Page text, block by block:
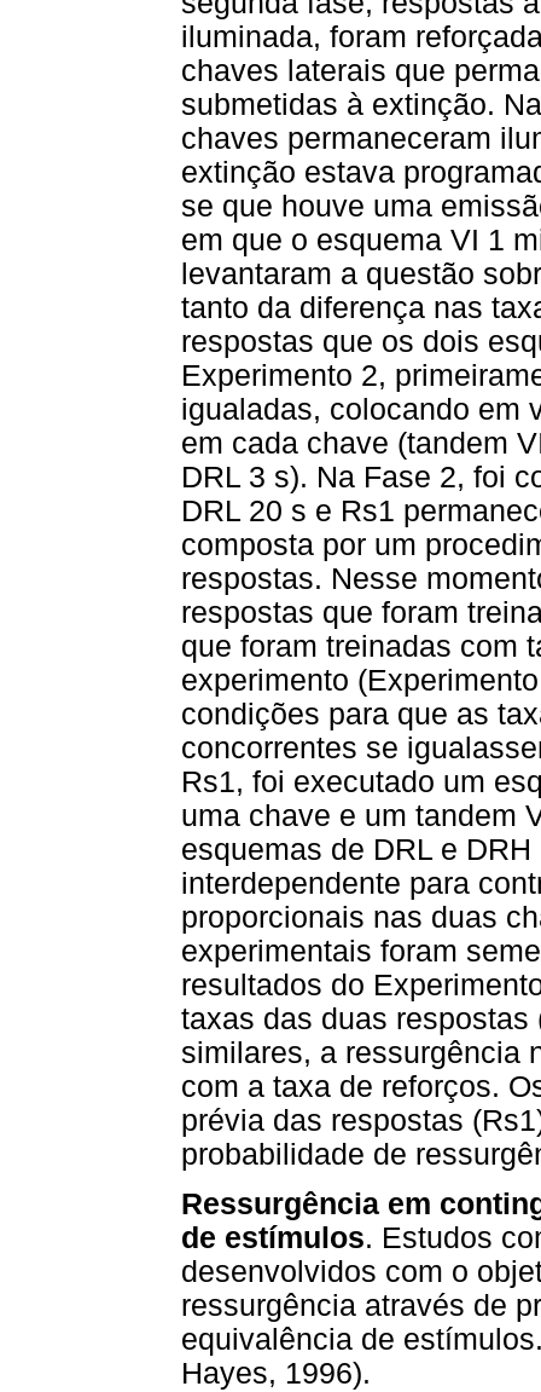
iluminada, foram
chaves laterais que
submetidas à extinção.
chaves permaneceram
extinção estava
se que houve uma
em que o esquema VI 1
levantaram a questão
tanto da diferença nas
respostas que os dois
Experimento 2,
igualadas, colocando em
em cada chave (tandem
DRL 3 s). Na Fase 2, foi
DRL 20 s e Rs1
composta por um
respostas. Nesse
respostas que foram
que foram treinadas com
experimento
condições para que as
concorrentes se
Rs1, foi executado um
uma chave e um tandem
esquemas de DRL e
interdependente para
proporcionais nas duas
experimentais foram
resultados do
taxas das duas
similares, a ressurgência
com a taxa de reforços.
prévia das respostas
probabilidade de
Ressurgência em
de estímulos. Estudos
desenvolvidos com o
ressurgência através de
equivalência de
Hayes, 1996).